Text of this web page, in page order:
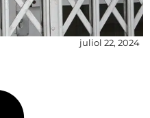
juliol 22, 2024